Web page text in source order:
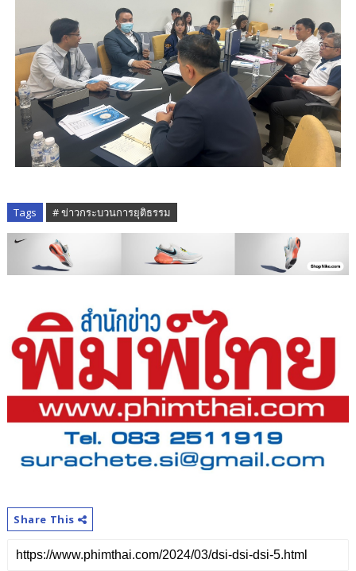
Tags # ข่าวกระบวนการยุติธรรม
Share This